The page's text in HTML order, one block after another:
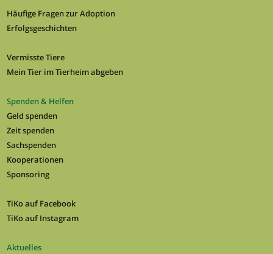
Häufige Fragen zur Adoption
Erfolgsgeschichten
Vermisste Tiere
Mein Tier im Tierheim abgeben
Spenden & Helfen
Geld spenden
Zeit spenden
Sachspenden
Kooperationen
Sponsoring
TiKo auf Facebook
TiKo auf Instagram
Aktuelles